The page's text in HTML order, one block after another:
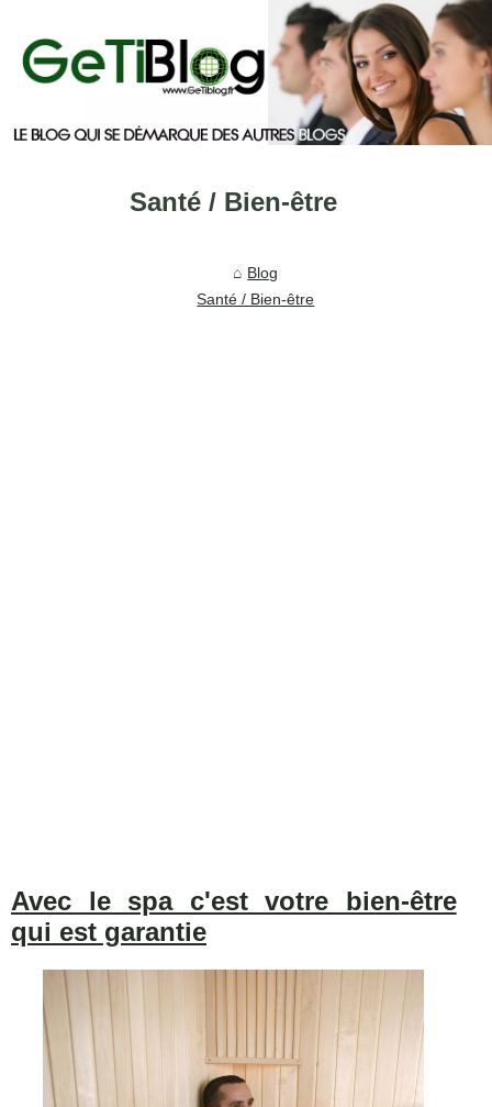
Santé / Bien-être
Blog
Santé / Bien-être
Avec le spa c'est votre bien-être
qui est garantie